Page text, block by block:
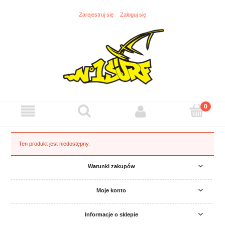
Zarejestruj się Zaloguj się
Ten produkt jest niedostępny.
Warunki zakupów
Moje konto
Informacje o sklepie